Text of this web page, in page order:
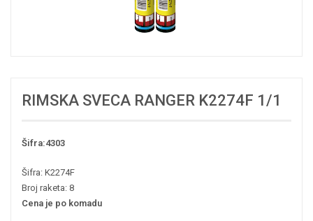
RIMSKA SVECA RANGER K2274F 1/1
Šifra:4303
Šifra: K2274F
Broj raketa: 8
Cena je po komadu